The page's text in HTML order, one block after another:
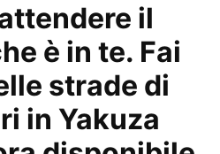
il
è in te. Fai
strade di
in Yakuza